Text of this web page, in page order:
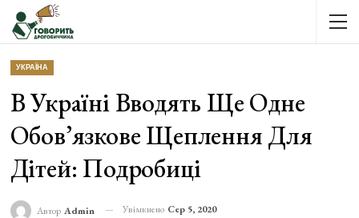
УКРАЇНА
В Україні Вводять Ще Одне
Обов’язкове Щеплення Для
Дітей: Подробиці
Автор Admin Увімкнено Сер 5, 2020